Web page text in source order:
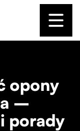
opony
–
porady